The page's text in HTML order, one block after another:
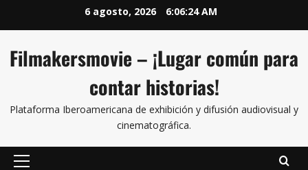
6 agosto, 2026 6:06:24 AM
Filmakersmovie – ¡Lugar común para
contar historias!
Plataforma Iberoamericana de exhibición y difusión audiovisual y
cinematográfica.